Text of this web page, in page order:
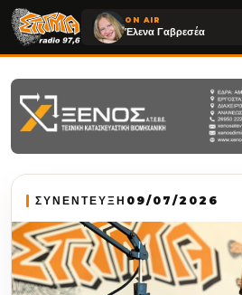
ON AIR
Έλενα Γαβρεσέα
ΣΥΝΕΝΤΕΥΞΗ 09/07/2026